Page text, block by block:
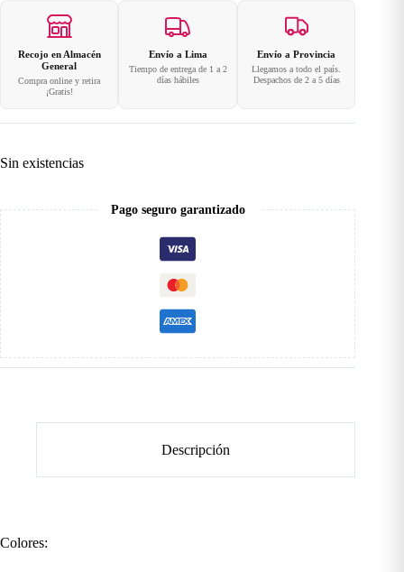
Recojo en Almacén
General
Compra online y retira
¡Gratis!
Envío a Lima
Tiempo de entrega de 1 a 2
días hábiles
Envío a Provincia
Llegamos a todo el país.
Despachos de 2 a 5 días
Sin existencias
Pago seguro garantizado
Descripción
Colores: